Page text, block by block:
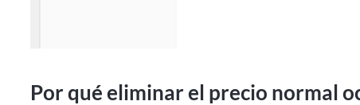
Por qué eliminar el precio normal